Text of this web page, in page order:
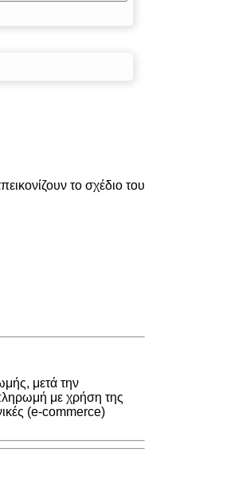
το σχέδιο του
μετά την
με χρήση της
(e-commerce)